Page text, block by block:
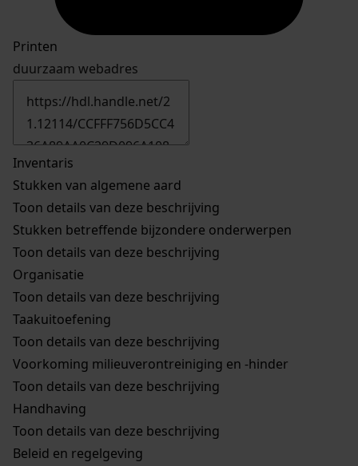
Printen
duurzaam webadres
Inventaris
Stukken van algemene aard
Toon details van deze beschrijving
Stukken betreffende bijzondere onderwerpen
Toon details van deze beschrijving
Organisatie
Toon details van deze beschrijving
Taakuitoefening
Toon details van deze beschrijving
Voorkoming milieuverontreiniging en -hinder
Toon details van deze beschrijving
Handhaving
Toon details van deze beschrijving
Beleid en regelgeving